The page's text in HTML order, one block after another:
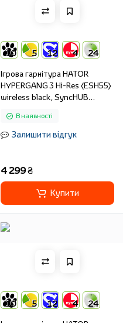
10 5 12 4 24
Ігрова гарнітура HATOR
HYPERGANG 3 Hi-Res (ESH55)
wireless black, SyncHUB
В наявності
Залишити відгук
4 299 ₴
Купити
10 5 12 4 24